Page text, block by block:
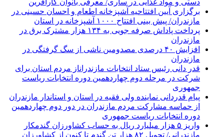
برگزاری آیین افتتاحیه آشپزخانه اطعام و احسان حسینی در
مازندران/ پیش بینی افتتاح ۱۰۰۰ آشپزخانه در استان
پرداخت پاداش صرفه جویی به ۱۳۴ هزار مشترک برق در
مازندران
افزایش ۴۰ درصدی مصدومین ناشی از سگ گرفتگی در
مازندران
قدر دانی رئیس ستاد انتخابات مازندراناز مردم استان برای
شرکت در مرحله دوم چهاردهمین دوره انتخابات ریاست
جمهوری
پیام قدردانی نماینده ولی فقیه در استان و استاندار مازندران
از حماسه مشارکت مردم مازندران در دور دوم چهاردهمین
دوره انتخابات ریاست جمهوری
واریز ۵ هزار میلیارد ریال به حساب کشاورزان گندمکار
مازندرانی/ تحویل ۸۲ هزار تن گندم تا کنون از کشاورزان